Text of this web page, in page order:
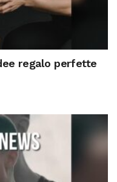
regalo perfette